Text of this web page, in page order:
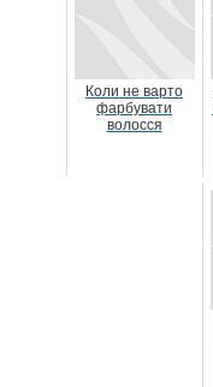
Коли не варто
фарбувати
волосся